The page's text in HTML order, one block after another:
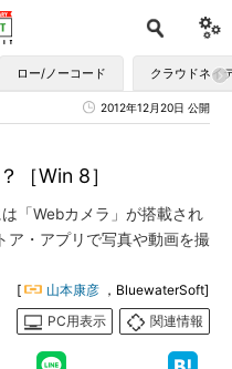
ロー/ノーコード クラウドネイ
2012年12月20日 公開
［Win 8］
「Webカメラ」が搭載され
ア・アプリで写真や動画を撮
[ 山本康彦 ，BluewaterSoft]
PC用表示
関連情報